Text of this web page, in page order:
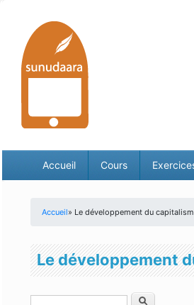
Accueil Cours
Accueil» Le développement du
Le développement
Rechercher